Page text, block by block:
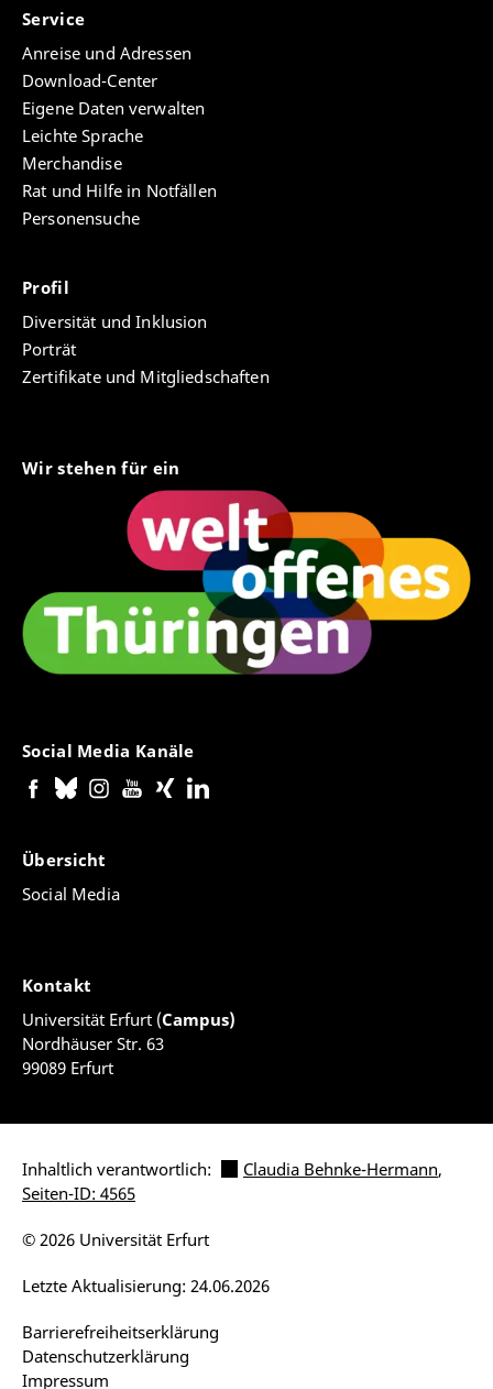
Service
Anreise und Adressen
Download-Center
Eigene Daten verwalten
Leichte Sprache
Merchandise
Rat und Hilfe in Notfällen
Personensuche
Profil
Diversität und Inklusion
Porträt
Zertifikate und Mitgliedschaften
Wir stehen für ein
Social Media Kanäle
Übersicht
Social Media
Kontakt
Universität Erfurt (Campus)
Nordhäuser Str. 63
99089 Erfurt
Inhaltlich verantwortlich: Claudia Behnke-Hermann,
Seiten-ID: 4565
Barrierefreiheitserklärung
Datenschutzerklärung
Impressum
Letzte Aktualisierung: 24.06.2026
© 2026 Universität Erfurt